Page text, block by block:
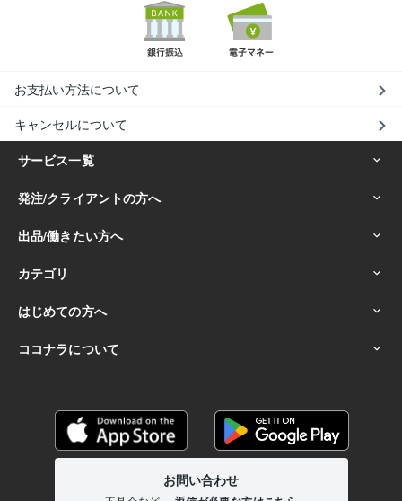
お支払い方法について
キャンセルについて